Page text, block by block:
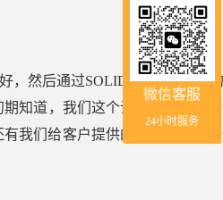
然后通过SOLIDWORKS带有
知道，我们这个设备的强度、
我们给客户提供的初期方案的
微信客服
24小时服务